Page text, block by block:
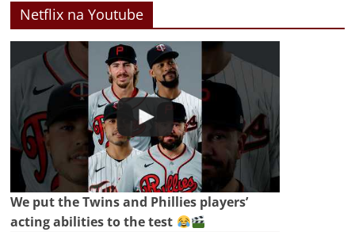
Netflix na Youtube
We put the Twins and Phillies players’
acting abilities to the test